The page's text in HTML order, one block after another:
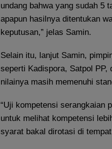
undang bahwa yang sudah 5
apapun hasilnya ditentukan
keputusan,” jelas Samin.
Selain itu, lanjut Samin,
seperti Kadispora, Satpol PP,
nilainya masih memenuhi
“Uji kompetensi serangkaian
untuk melihat kompetensi
syarat bakal dirotasi di